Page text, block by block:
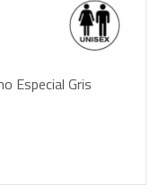
Especial Gris